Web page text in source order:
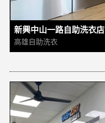
新興中山一路自助洗衣店
高雄自助洗衣